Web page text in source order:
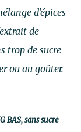
d'épices
de
trop de sucre
ou au goûter.
BAS, sans sucre